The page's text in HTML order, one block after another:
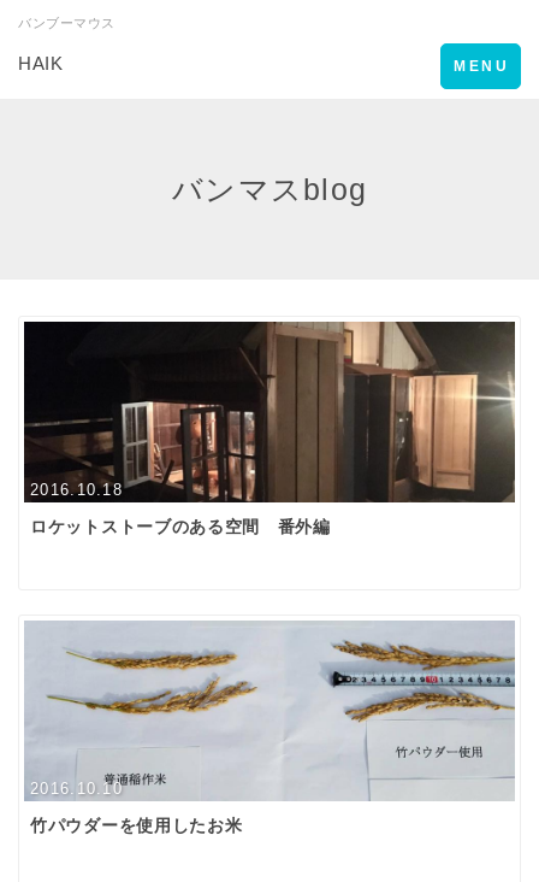
バンブーマウス
HAIK
Toggle
navigation
MENU
バンマスblog
2016.10.18
ロケットストーブのある空間 番外編
2016.10.10
竹パウダーを使用したお米